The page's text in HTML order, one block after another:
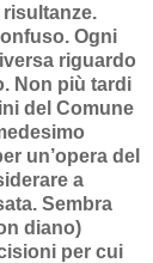
Ogni
riguardo
Non più tardi
del Comune
un’opera del
a
Sembra
diano)
per cui